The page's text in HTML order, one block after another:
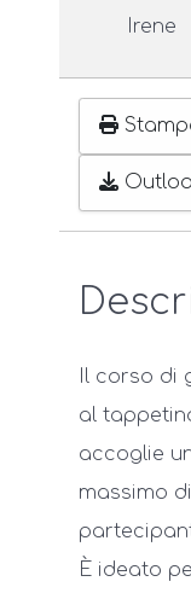
Irene
Il corso di
al
accoglie
massimo
È ideato